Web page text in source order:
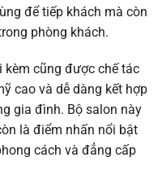
để tiếp khách mà còn
phòng khách.
kèm cũng được chế tác
cao và dễ dàng kết hợp
gia đình. Bộ salon này
là điểm nhấn nổi bật
cách và đẳng cấp